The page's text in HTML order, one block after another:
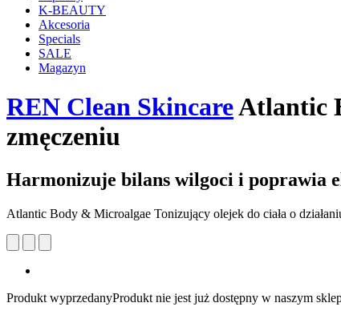
K-BEAUTY
Akcesoria
Specials
SALE
Magazyn
REN Clean SkincareAtlantic
zmęczeniu
Harmonizuje bilans wilgoci i poprawia
Atlantic Body & Microalgae Tonizujący olejek do ciała o
Produkt wyprzedanyProdukt nie jest już dostępny w naszym